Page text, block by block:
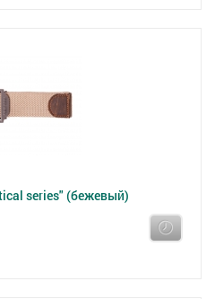
series" (бежевый)